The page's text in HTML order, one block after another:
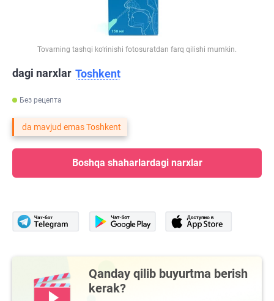
Tovarning tashqi ko‘rinishi fotosuratdan farq qilishi mumkin.
dagi narxlar Toshkent
Без рецепта
da mavjud emas Toshkent
Boshqa shaharlardagi narxlar
Qanday qilib buyurtma berish
kerak?